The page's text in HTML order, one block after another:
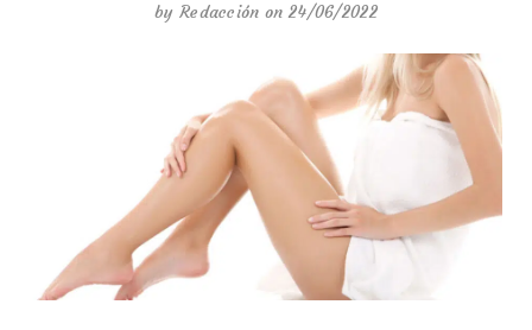
by Redacción on 24/06/2022